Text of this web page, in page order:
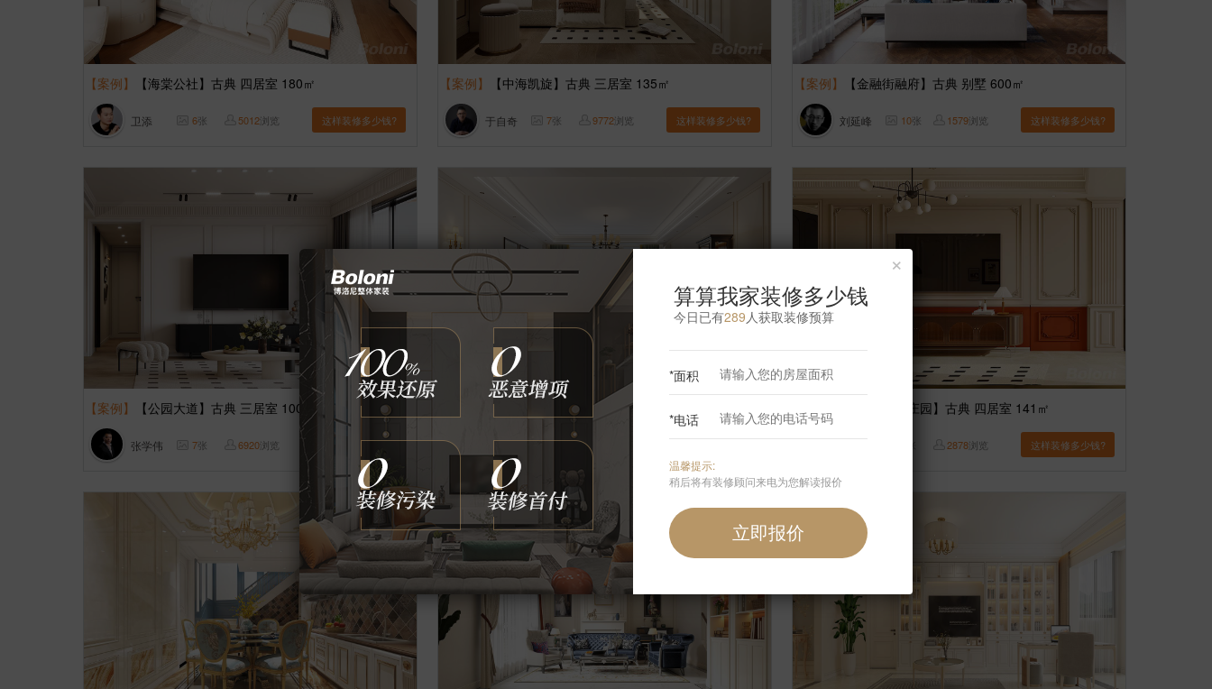
【案例】 【海棠公社】古典 四居室 180㎡
卫添 6张 5012浏览 这样装修多少钱?
【案例】 【中海凯旋】古典 三居室 135㎡
于自奇 7张 9772浏览 这样装修多少钱?
【案例】 【金融街融府】古典 别墅 600㎡
刘延峰 10张 1579浏览 这样装修多少钱?
【案例】 【公园大道】古典 三居室 100㎡
张学伟 7张 6920浏览 这样装修多少钱?
【御墅临枫】古典 二居室 180㎡
魏焕和 7张
【案例】 【西钓鱼台庄园】古典 四居室 141㎡
2878浏览 这样装修多少钱?
×
算算我家装修多少钱
今日已有289 人获取装修预算
*面积
*电话
温馨提示:
稍后将有装修顾问来电为您解读报价